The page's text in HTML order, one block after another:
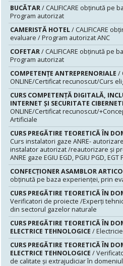
BUCĂTAR/ CALIFICARE obținută pe
Program autorizat
CAMERISTĂ HOTEL/ CALIFICARE
evaluare / Program autorizat ANC
COFETAR/ CALIFICARE obținută pe
Program autorizat
COMPETENȚE ANTREPRENORIALE /
ONLINE/Certificat recunoscut/Curs
CURS COMPETENŢĂ DIGITALĂ,
INTERNET ŞI SECURITATE
ONLINE/Certificat recunoscut/
Artificiale
CURS PREGĂTIRE TEORETICĂ ÎN
Curs instalatori gaze ANRE-
instalator autorizat /reautorizare și
ANRE gaze EGIU EGD, PGIU PGD, EGT
CONFECȚIONER ASAMBLOR
obținută pe baza experienței, prin
CURS PREGĂTIRE TEORETICĂ ÎN
Verificatori de proiecte /Experţi
din sectorul gazelor naturale
CURS PREGĂTIRE TEORETICĂ ÎN
ELECTRICE TEHNOLOGICE /
CURS PREGĂTIRE TEORETICĂ ÎN
ELECTRICE TEHNOLOGICE /
de calitate şi extrajudiciar în